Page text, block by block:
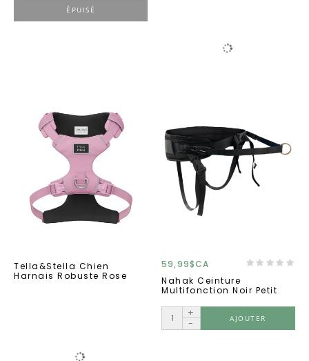
ÉPUISÉ
Tella&Stella Chien
Harnais Robuste Rose
59,99$CA
Nahak Ceinture
Multifonction Noir Petit
+
-
AJOUTER